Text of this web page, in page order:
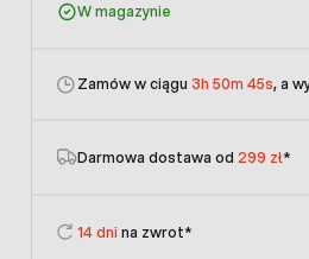
W magazynie
Zamów w ciągu 3h 50m 45s, a
Darmowa dostawa od 299 zł*
14 dni na zwrot*